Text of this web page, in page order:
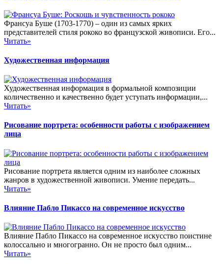
Франсуа Буше (1703-1770) – один из самых ярких
представителей стиля рококо во французской живописи. Его...
Читать»
Художественная информация
Художественная информация в формальной композиции
количественно и качественно будет уступать информации,...
Читать»
Рисование портрета: особенности работы с изображением
лица
Рисование портрета является одним из наиболее сложных
жанров в художественной живописи. Умение передать...
Читать»
Влияние Пабло Пикассо на современное искусство
Влияние Пабло Пикассо на современное искусство поистине
колоссально и многогранно. Он не просто был одним...
Читать»